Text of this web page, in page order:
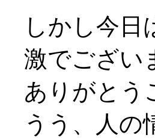
しかし今
激でござい
ありがとう
うう、人の